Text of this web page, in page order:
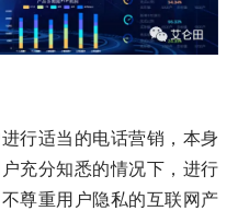
行适当的电话营销，本身
充分知悉的情况下，进行
尊重用户隐私的互联网产